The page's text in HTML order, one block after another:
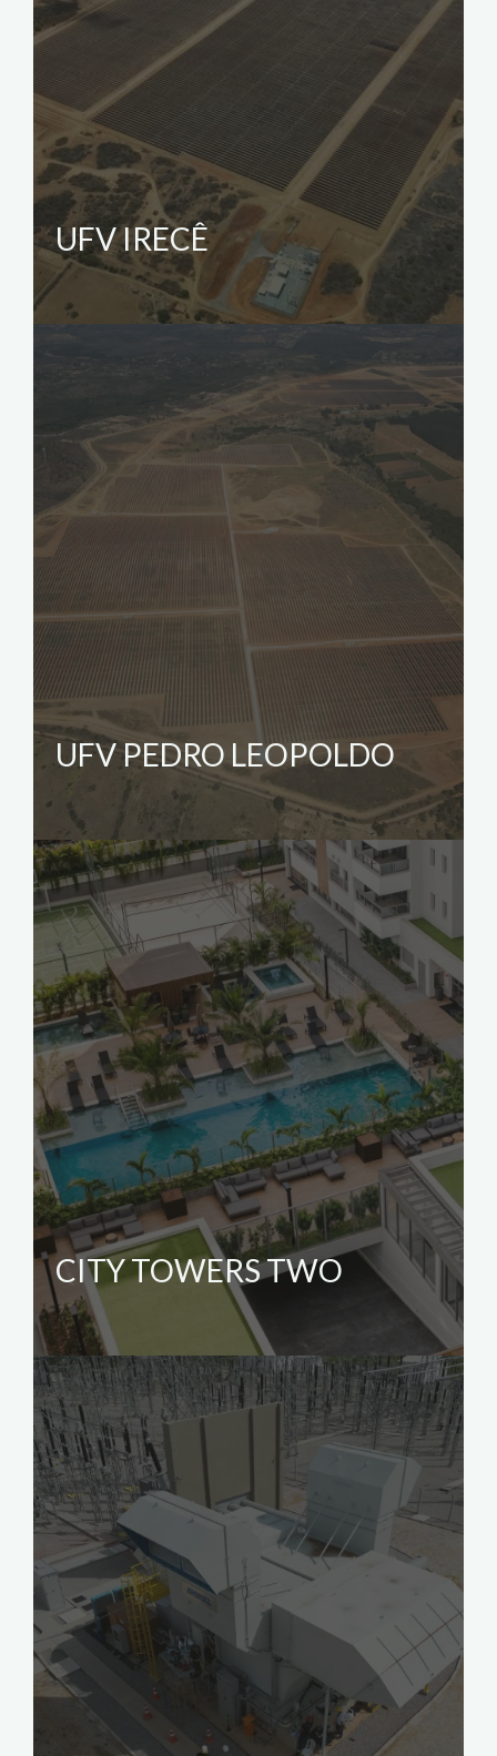
UFV IRECÊ
UFV PEDRO LEOPOLDO
CITY TOWERS TWO